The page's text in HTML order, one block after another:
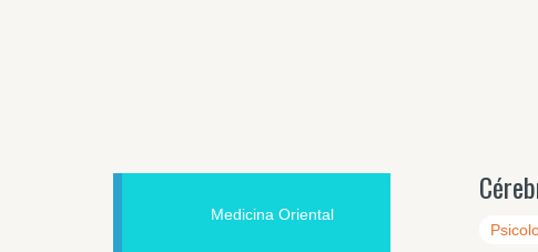
Medicina Oriental